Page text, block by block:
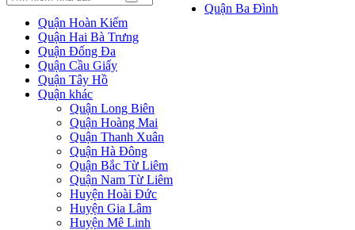
Quận Ba Đình
Quận Hoàn Kiếm
Quận Hai Bà Trưng
Quận Đống Đa
Quận Cầu Giấy
Quận Tây Hồ
Quận khác
Quận Long Biên
Quận Hoàng Mai
Quận Thanh Xuân
Quận Hà Đông
Quận Bắc Từ Liêm
Quận Nam Từ Liêm
Huyện Hoài Đức
Huyện Gia Lâm
Huyện Mê Linh